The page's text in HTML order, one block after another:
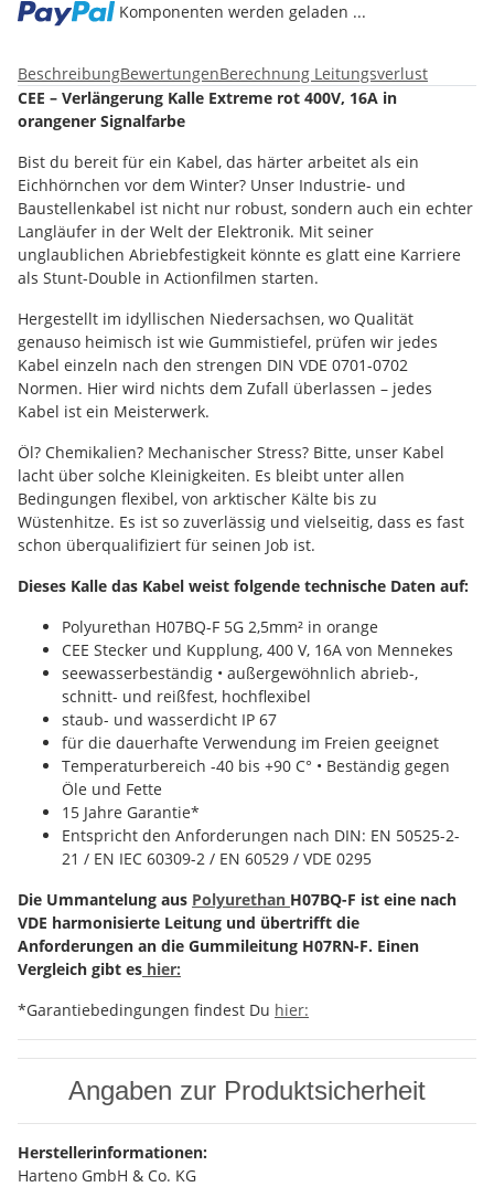
Komponenten werden geladen ...
BeschreibungBewertungenBerechnung Leitungsverlust
CEE – Verlängerung Kalle Extreme rot 400V, 16A in
orangener Signalfarbe
Bist du bereit für ein Kabel, das härter arbeitet als ein
Eichhörnchen vor dem Winter? Unser Industrie- und
Baustellenkabel ist nicht nur robust, sondern auch ein echter
Langläufer in der Welt der Elektronik. Mit seiner
unglaublichen Abriebfestigkeit könnte es glatt eine Karriere
als Stunt-Double in Actionfilmen starten.
Hergestellt im idyllischen Niedersachsen, wo Qualität
genauso heimisch ist wie Gummistiefel, prüfen wir jedes
Kabel einzeln nach den strengen DIN VDE 0701-0702
Normen. Hier wird nichts dem Zufall überlassen – jedes
Kabel ist ein Meisterwerk.
Öl? Chemikalien? Mechanischer Stress? Bitte, unser Kabel
lacht über solche Kleinigkeiten. Es bleibt unter allen
Bedingungen flexibel, von arktischer Kälte bis zu
Wüstenhitze. Es ist so zuverlässig und vielseitig, dass es fast
schon überqualifiziert für seinen Job ist.
Dieses Kalle das Kabel weist folgende technische Daten auf:
Polyurethan H07BQ-F 5G 2,5mm² in orange
CEE Stecker und Kupplung, 400 V, 16A von Mennekes
seewasserbeständig • außergewöhnlich abrieb-,
schnitt- und reißfest, hochflexibel
staub- und wasserdicht IP 67
für die dauerhafte Verwendung im Freien geeignet
Temperaturbereich -40 bis +90 C° • Beständig gegen
Öle und Fette
15 Jahre Garantie*
Entspricht den Anforderungen nach DIN: EN 50525-2-
21 / EN IEC 60309-2 / EN 60529 / VDE 0295
Die Ummantelung aus Polyurethan H07BQ-F ist eine nach
VDE harmonisierte Leitung und übertrifft die
Anforderungen an die Gummileitung H07RN-F. Einen
Vergleich gibt es hier:
*Garantiebedingungen findest Du hier:
Angaben zur Produktsicherheit
Herstellerinformationen:
Harteno GmbH & Co. KG